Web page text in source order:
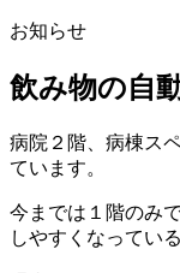
お知らせ
飲み物の自
病院２階、病棟ス
ています。
今までは１階のみ
しやすくなってい